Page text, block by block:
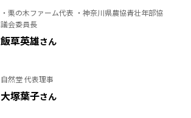
・栗の木ファーム代表 ・神奈川県農協青壮年部協
議会委員長
飯草英雄さん
自然堂 代表理事
大塚葉子さん